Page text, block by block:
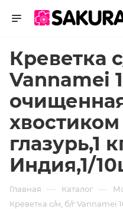
Креветка
Vannamei
хвостиком
глазурь,1
Индия,1/
Главная — Каталог —
Креветка с/м, б/г Vannamei